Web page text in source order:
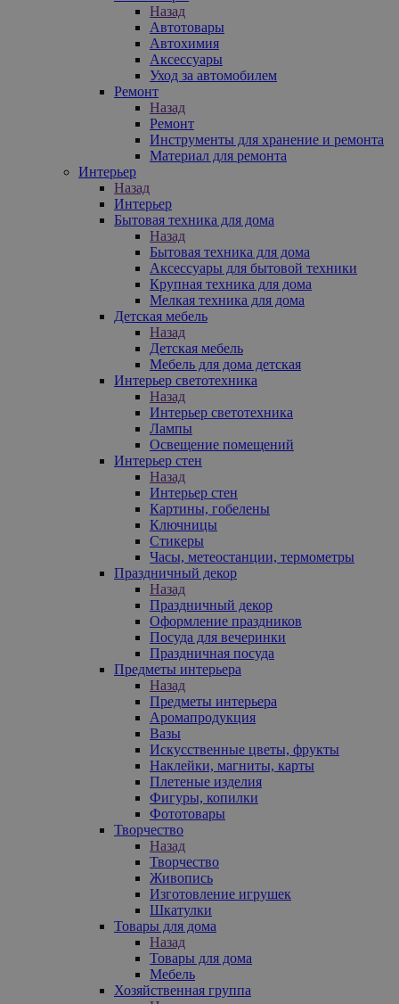
Назад
Автотовары
Автохимия
Аксессуары
Уход за автомобилем
Ремонт
Назад
Ремонт
Инструменты для хранение и ремонта
Материал для ремонта
Интерьер
Назад
Интерьер
Бытовая техника для дома
Назад
Бытовая техника для дома
Аксессуары для бытовой техники
Крупная техника для дома
Мелкая техника для дома
Детская мебель
Назад
Детская мебель
Мебель для дома детская
Интерьер светотехника
Назад
Интерьер светотехника
Лампы
Освещение помещений
Интерьер стен
Назад
Интерьер стен
Картины, гобелены
Ключницы
Стикеры
Часы, метеостанции, термометры
Праздничный декор
Назад
Праздничный декор
Оформление праздников
Посуда для вечеринки
Праздничная посуда
Предметы интерьера
Назад
Предметы интерьера
Аромапродукция
Вазы
Искусственные цветы, фрукты
Наклейки, магниты, карты
Плетеные изделия
Фигуры, копилки
Фототовары
Творчество
Назад
Творчество
Живопись
Изготовление игрушек
Шкатулки
Товары для дома
Назад
Товары для дома
Мебель
Хозяйственная группа